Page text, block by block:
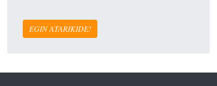
EGIN ATARIKIDE!